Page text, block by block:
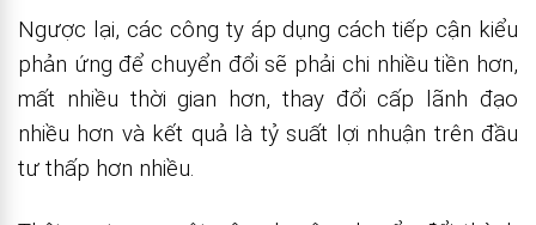
Ngược lại, các công ty áp dụng cách tiếp cận kiểu
phản ứng để chuyển đổi sẽ phải chi nhiều tiền hơn,
mất nhiều thời gian hơn, thay đổi cấp lãnh đạo
nhiều hơn và kết quả là tỷ suất lợi nhuận trên đầu
tư thấp hơn nhiều.